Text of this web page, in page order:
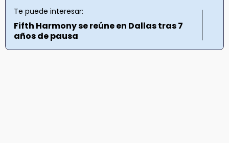
Te puede interesar:
Fifth Harmony se reúne en Dallas tras 7
años de pausa